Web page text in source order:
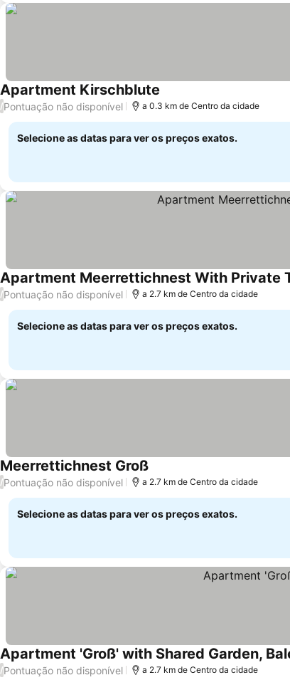
Apartment Kirschblute
/Pontuação não disponível a 0.3 km de Centro da cidade
Selecione as datas para ver os preços exatos.
Apartment Meerrettichnest With Private
/Pontuação não disponível a 2.7 km de Centro da cidade
Selecione as datas para ver os preços exatos.
Meerrettichnest Groß
/Pontuação não disponível a 2.7 km de Centro da cidade
Selecione as datas para ver os preços exatos.
Apartment 'Groß' with Shared Garden,
/Pontuação não disponível a 2.7 km de Centro da cidade